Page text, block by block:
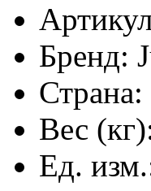
Бренд:
Страна:
Вес
Ед.